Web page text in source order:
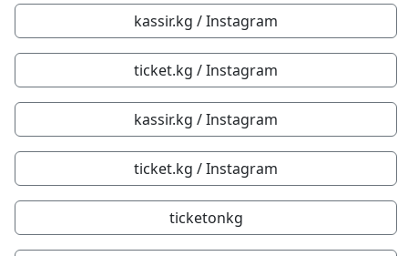
kassir.kg / Instagram
ticket.kg / Instagram
kassir.kg / Instagram
ticket.kg / Instagram
ticketonkg